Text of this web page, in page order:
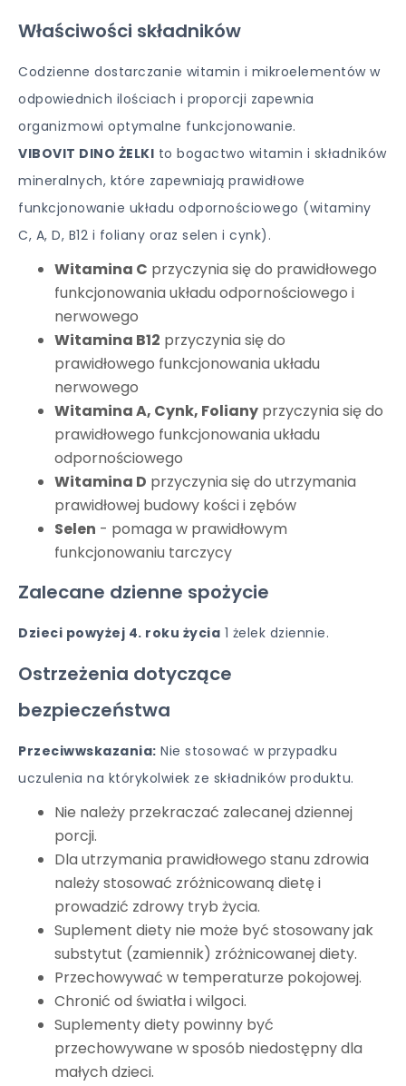
Właściwości składników
Codzienne dostarczanie witamin i mikroelementów w
odpowiednich ilościach i proporcji zapewnia
organizmowi optymalne funkcjonowanie.
VIBOVIT DINO ŻELKI to bogactwo witamin i składników
mineralnych, które zapewniają prawidłowe
funkcjonowanie układu odpornościowego (witaminy
C, A, D, B12 i foliany oraz selen i cynk).
Witamina C przyczynia się do prawidłowego
funkcjonowania układu odpornościowego i
nerwowego
Witamina B12 przyczynia się do
prawidłowego funkcjonowania układu
nerwowego
Witamina A, Cynk, Foliany przyczynia się do
prawidłowego funkcjonowania układu
odpornościowego
Witamina D przyczynia się do utrzymania
prawidłowej budowy kości i zębów
Selen - pomaga w prawidłowym
funkcjonowaniu tarczycy
Zalecane dzienne spożycie
Dzieci powyżej 4. roku życia 1 żelek dziennie.
Ostrzeżenia dotyczące
bezpieczeństwa
Przeciwwskazania: Nie stosować w przypadku
uczulenia na którykolwiek ze składników produktu.
Nie należy przekraczać zalecanej dziennej
porcji.
Dla utrzymania prawidłowego stanu zdrowia
należy stosować zróżnicowaną dietę i
prowadzić zdrowy tryb życia.
Suplement diety nie może być stosowany jak
substytut (zamiennik) zróżnicowanej diety.
Przechowywać w temperaturze pokojowej.
Chronić od światła i wilgoci.
Suplementy diety powinny być
przechowywane w sposób niedostępny dla
małych dzieci.